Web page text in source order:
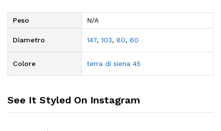
Peso N/A
Diametro 147, 103, 80, 60
Colore terra di siena 45
See It Styled On Instagram